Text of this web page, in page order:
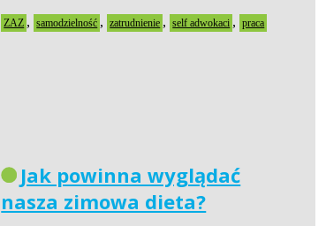
ZAZ , samodzielność , zatrudnienie , self adwokaci , praca
Jak powinna wyglądać
nasza zimowa dieta?